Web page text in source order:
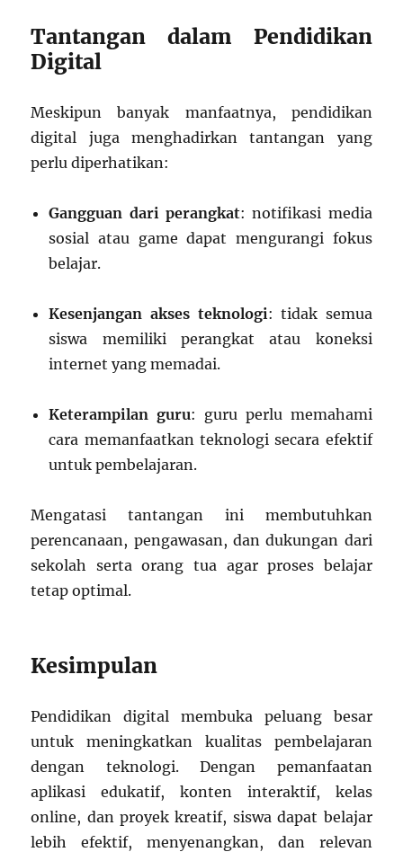
Tantangan dalam Pendidikan
Digital
Meskipun banyak manfaatnya, pendidikan
digital juga menghadirkan tantangan yang
perlu diperhatikan:
Gangguan dari perangkat: notifikasi media
sosial atau game dapat mengurangi fokus
belajar.
Kesenjangan akses teknologi: tidak semua
siswa memiliki perangkat atau koneksi
internet yang memadai.
Keterampilan guru: guru perlu memahami
cara memanfaatkan teknologi secara efektif
untuk pembelajaran.
Mengatasi tantangan ini membutuhkan
perencanaan, pengawasan, dan dukungan dari
sekolah serta orang tua agar proses belajar
tetap optimal.
Kesimpulan
Pendidikan digital membuka peluang besar
untuk meningkatkan kualitas pembelajaran
dengan teknologi. Dengan pemanfaatan
aplikasi edukatif, konten interaktif, kelas
online, dan proyek kreatif, siswa dapat belajar
lebih efektif, menyenangkan, dan relevan